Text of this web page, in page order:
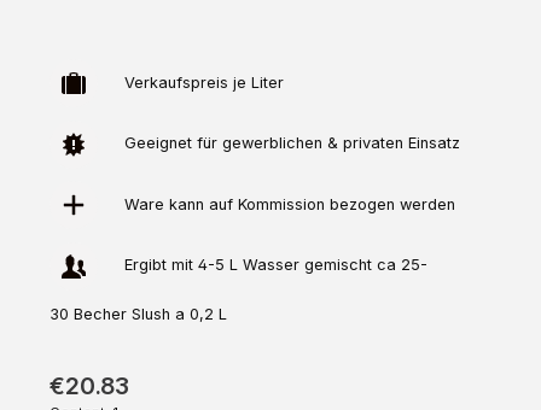
Verkaufspreis je Liter
Geeignet für gewerblichen & privaten Einsatz
Ware kann auf Kommission bezogen werden
Ergibt mit 4-5 L Wasser gemischt ca 25-
30 Becher Slush a 0,2 L
€20.83